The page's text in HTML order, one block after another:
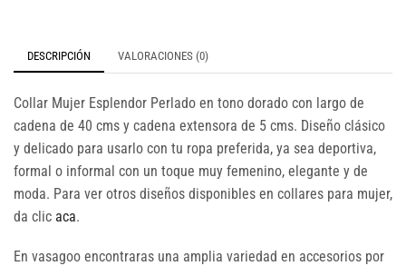
DESCRIPCIÓN VALORACIONES (0)
Collar Mujer Esplendor Perlado en tono dorado con largo de
cadena de 40 cms y cadena extensora de 5 cms. Diseño clásico
y delicado para usarlo con tu ropa preferida, ya sea deportiva,
formal o informal con un toque muy femenino, elegante y de
moda. Para ver otros diseños disponibles en collares para mujer,
da clic aca.
En vasagoo encontraras una amplia variedad en accesorios por